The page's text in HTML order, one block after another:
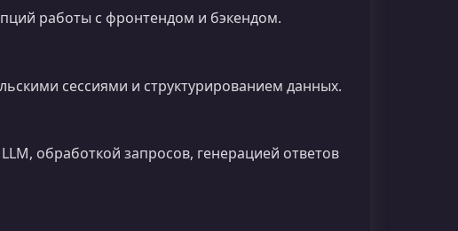
работы с фронтендом и бэкендом.
сессиями и структурированием данных.
обработкой запросов, генерацией ответов